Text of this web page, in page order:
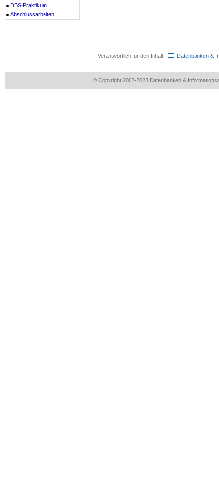
DBS-Praktikum
Abschlussarbeiten
Verantwortlich für den Inhalt: Datenbanken &
© Copyright 2002-2023 Datenbanken &